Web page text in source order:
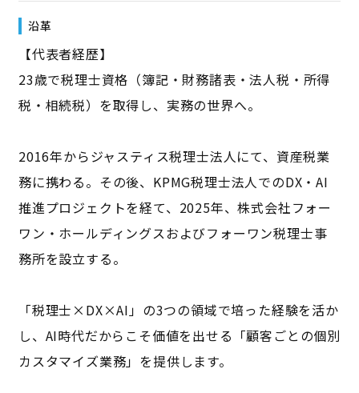
沿革
【代表者経歴】
23歳で税理士資格（簿記・財務諸表・法人税・所得
税・相続税）を取得し、実務の世界へ。
2016年からジャスティス税理士法人にて、資産税業
務に携わる。その後、KPMG税理士法人でのDX・AI
推進プロジェクトを経て、2025年、株式会社フォー
ワン・ホールディングスおよびフォーワン税理士事
務所を設立する。
「税理士×DX×AI」の3つの領域で培った経験を活か
し、AI時代だからこそ価値を出せる「顧客ごとの個別
カスタマイズ業務」を提供します。